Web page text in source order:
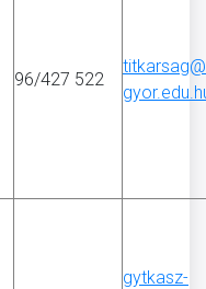
96/427 522
gytkasz-